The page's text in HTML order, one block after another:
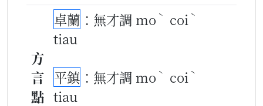
方
言
點
卓蘭 ：無才調 mo ˋ coi ˋ
tiau
平鎮 ：無才調 mo ˋ coi ˋ
tiau